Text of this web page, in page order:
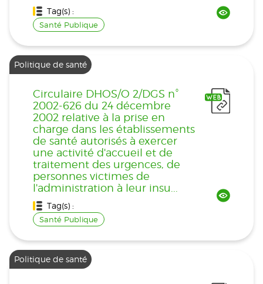
Tag(s) :
Santé Publique
Politique de santé
Circulaire DHOS/O 2/DGS n°
2002-626 du 24 décembre
2002 relative à la prise en
charge dans les établissements
de santé autorisés à exercer
une activité d'accueil et de
traitement des urgences, de
personnes victimes de
l'administration à leur insu...
Tag(s) :
Santé Publique
Politique de santé